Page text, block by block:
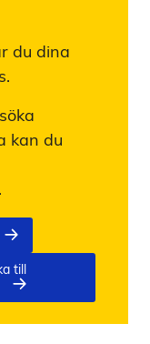
du dina
kan du
till